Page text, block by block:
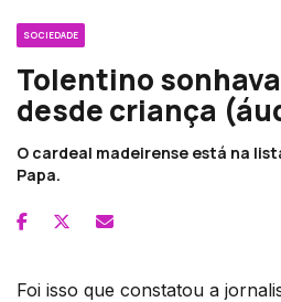
SOCIEDADE
Tolentino
desde criança
O cardeal madeirense está na
Papa.
Foi isso que constatou a